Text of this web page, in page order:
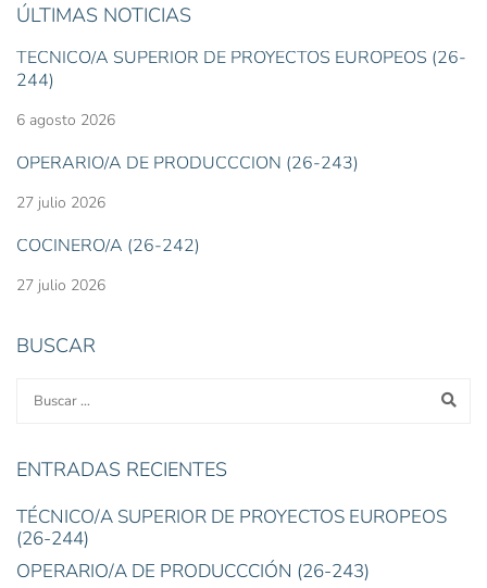
ÚLTIMAS NOTICIAS
TÉCNICO/A SUPERIOR DE PROYECTOS EUROPEOS (26-
244)
6 agosto 2026
OPERARIO/A DE PRODUCCCIÓN (26-243)
27 julio 2026
COCINERO/A (26-242)
27 julio 2026
BUSCAR
ENTRADAS RECIENTES
TÉCNICO/A SUPERIOR DE PROYECTOS EUROPEOS
(26-244)
OPERARIO/A DE PRODUCCCIÓN (26-243)